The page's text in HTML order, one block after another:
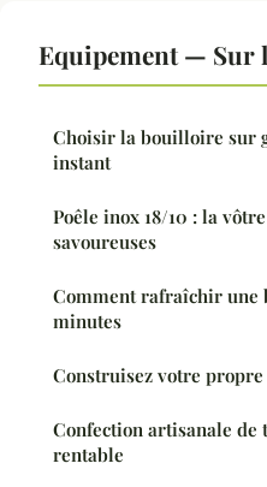
Equipement — Sur
Choisir la bouilloire sur
instant
Poêle inox 18/10 : la
savoureuses
Comment rafraîchir une
minutes
Construisez votre
Confection artisanale de
rentable